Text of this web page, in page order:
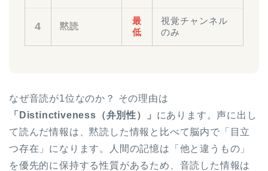
4 黙読
最
低
視覚チャンネル
のみ
なぜ音読が1位なのか？ その理由は
「Distinctiveness（弁別性）」 にあります。声に出し
て読んだ情報は、黙読した情報と比べて脳内で「目立
つ存在」になります。人間の記憶は「他と違うもの」
を優先的に保持する性質があるため、音読した情報は